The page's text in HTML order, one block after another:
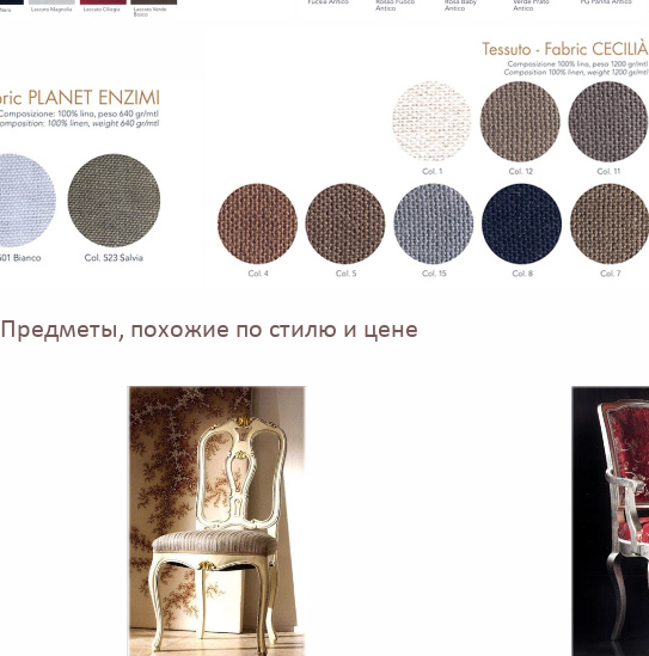
Предметы, похожие по стилю и цене